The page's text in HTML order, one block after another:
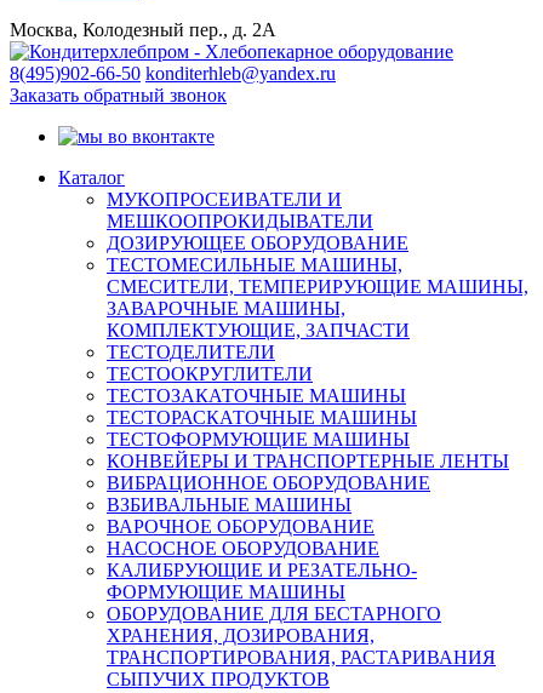
Москва, Колодезный пер., д. 2А
8(495)902-66-50 konditerhleb@yandex.ru
Заказать обратный звонок
Каталог
МУКОПРОСЕИВАТЕЛИ И
МЕШКООПРОКИДЫВАТЕЛИ
ДОЗИРУЮЩЕЕ ОБОРУДОВАНИЕ
ТЕСТОМЕСИЛЬНЫЕ МАШИНЫ,
СМЕСИТЕЛИ, ТЕМПЕРИРУЮЩИЕ МАШИНЫ,
ЗАВАРОЧНЫЕ МАШИНЫ,
КОМПЛЕКТУЮЩИЕ, ЗАПЧАСТИ
ТЕСТОДЕЛИТЕЛИ
ТЕСТООКРУГЛИТЕЛИ
ТЕСТОЗАКАТОЧНЫЕ МАШИНЫ
ТЕСТОРАСКАТОЧНЫЕ МАШИНЫ
ТЕСТОФОРМУЮЩИЕ МАШИНЫ
КОНВЕЙЕРЫ И ТРАНСПОРТЕРНЫЕ ЛЕНТЫ
ВИБРАЦИОННОЕ ОБОРУДОВАНИЕ
ВЗБИВАЛЬНЫЕ МАШИНЫ
ВАРОЧНОЕ ОБОРУДОВАНИЕ
НАСОСНОЕ ОБОРУДОВАНИЕ
КАЛИБРУЮЩИЕ И РЕЗАТЕЛЬНО-
ФОРМУЮЩИЕ МАШИНЫ
ОБОРУДОВАНИЕ ДЛЯ БЕСТАРНОГО
ХРАНЕНИЯ, ДОЗИРОВАНИЯ,
ТРАНСПОРТИРОВАНИЯ, РАСТАРИВАНИЯ
СЫПУЧИХ ПРОДУКТОВ